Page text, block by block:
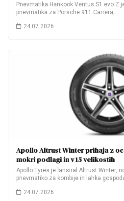
Pnevmatika Hankook Ventus S1 evo Z
pnevmatika za Porsche 911 Carrera,…
24.07.2026
Apollo Altrust Winter prihaja z
mokri podlagi in v 15 velikostih
Apollo Tyres je lansiral Altrust Winter,
pnevmatiko za kombije in lahka
24.07.2026